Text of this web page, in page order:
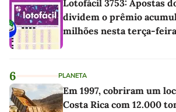
Lotofácil 3753: Apostas
dividem o prêmio
milhões nesta terça-feira
6 PLANETA
Em 1997, cobriram um
Costa Rica com 12.000